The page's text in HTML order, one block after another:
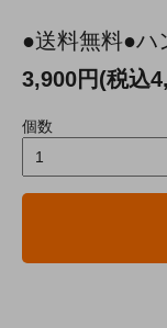
●送料無料●
3,900円(税込
個数